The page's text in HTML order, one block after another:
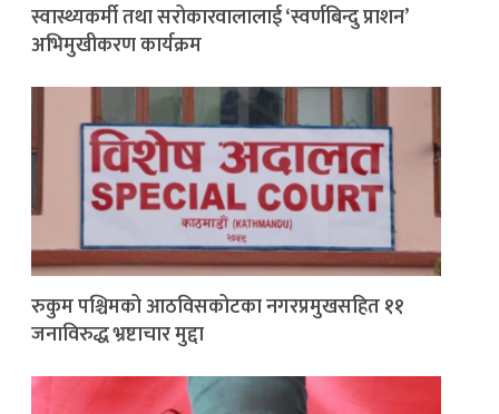
स्वास्थ्यकर्मी तथा सरोकारवालालाई ‘स्वर्णबिन्दु प्राशन’
अभिमुखीकरण कार्यक्रम
रुकुम पश्चिमको आठविसकोटका नगरप्रमुखसहित ११
जनाविरुद्ध भ्रष्टाचार मुद्दा